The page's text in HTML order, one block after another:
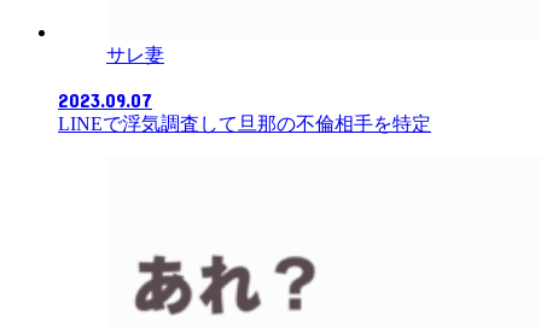
サレ妻
2023.09.07
LINEで浮気調査して旦那の不倫相手を特定